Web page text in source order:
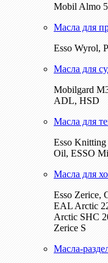
Mobil Almo
Масла для
Esso Wyrol,
Масла для
Mobilgard
ADL, HSD
Масла для
Esso
Oil, ESSO
Масла для
Esso Zerice,
EAL Arctic
Arctic SHC
Zerice S
Масла-